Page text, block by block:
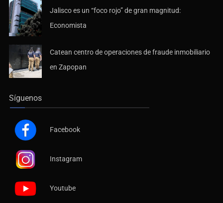
Jalisco es un “foco rojo” de gran magnitud:
Economista
Catean centro de operaciones de fraude inmobiliario
en Zapopan
Síguenos
Facebook
Instagram
Youtube